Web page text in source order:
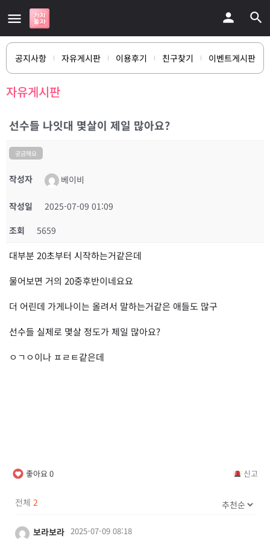
공지사항 자유게시판 이용후기 친구찾기 이벤트게시판
자유게시판
선수들 나잇대 몇살이 제일 많아요?
궁금해요
작성자 베이비
작성일
2025-07-09 01:09
조회
5659
대부분 20초부터 시작하는거같은데
물어보면 거의 20중후반이네요요
더 어린데 가게나이는 올려서 말하는거같은 애들도 많구
선수들 실제로 몇살 정도가 제일 많아요?
ㅇㄱㅇ이나 ㅍㄹㅌ같은데
좋아요0 신고
전체 2
보라보라 2025-07-09 08:18